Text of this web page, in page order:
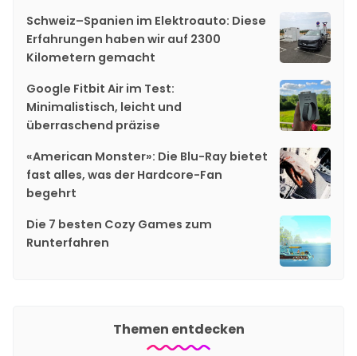
Schweiz–Spanien im Elektroauto: Diese
Erfahrungen haben wir auf 2300
Kilometern gemacht
Google Fitbit Air im Test:
Minimalistisch, leicht und
überraschend präzise
«American Monster»: Die Blu-Ray bietet
fast alles, was der Hardcore-Fan
begehrt
Die 7 besten Cozy Games zum
Runterfahren
Themen entdecken